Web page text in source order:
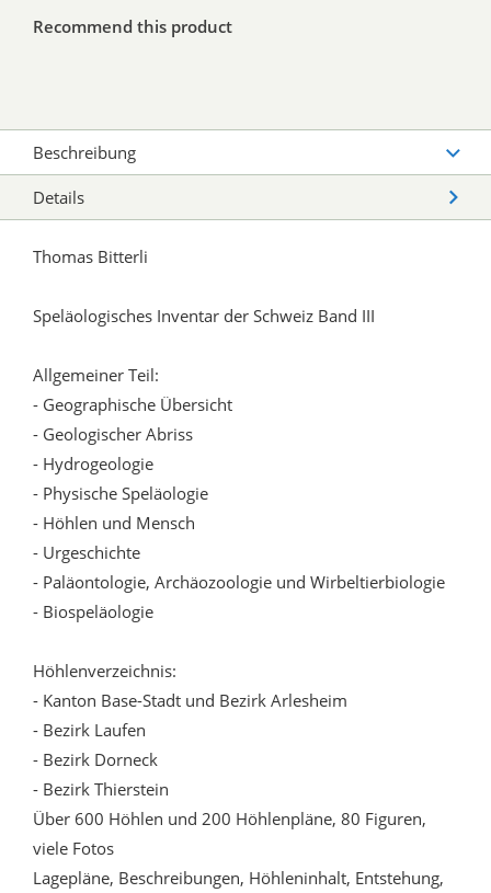
Recommend this product
Beschreibung
Details
Thomas Bitterli
Speläologisches Inventar der Schweiz Band III
Allgemeiner Teil:
- Geographische Übersicht
- Geologischer Abriss
- Hydrogeologie
- Physische Speläologie
- Höhlen und Mensch
- Urgeschichte
- Paläontologie, Archäozoologie und Wirbeltierbiologie
- Biospeläologie
Höhlenverzeichnis:
- Kanton Base-Stadt und Bezirk Arlesheim
- Bezirk Laufen
- Bezirk Dorneck
- Bezirk Thierstein
Über 600 Höhlen und 200 Höhlenpläne, 80 Figuren,
viele Fotos
Lagepläne, Beschreibungen, Höhleninhalt, Entstehung,